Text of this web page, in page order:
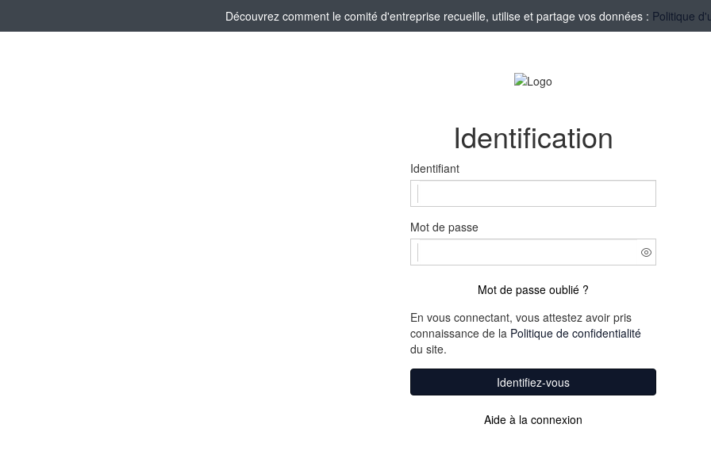
Découvrez comment le comité d'entreprise recueille, utilise et partage vos données : Politique
Identification
Identifiant
Mot de passe
Mot de passe oublié ?
En vous connectant, vous attestez avoir pris
connaissance de la Politique de confidentialité
du site.
Identifiez-vous
Aide à la connexion